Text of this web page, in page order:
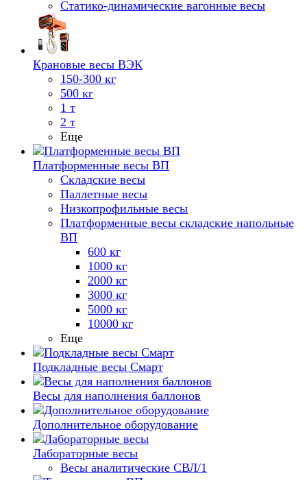
Статико-динамические вагонные весы
Крановые весы ВЭК
150-300 кг
500 кг
1 т
2 т
Еще
Платформенные весы ВП
Складские весы
Паллетные весы
Низкопрофильные весы
Платформенные весы складские напольные
ВП
600 кг
1000 кг
2000 кг
3000 кг
5000 кг
10000 кг
Еще
Подкладные весы Смарт
Весы для наполнения баллонов
Дополнительное оборудование
Лабораторные весы
Весы аналитические СВЛ/1